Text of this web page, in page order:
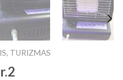
TURIZMAS